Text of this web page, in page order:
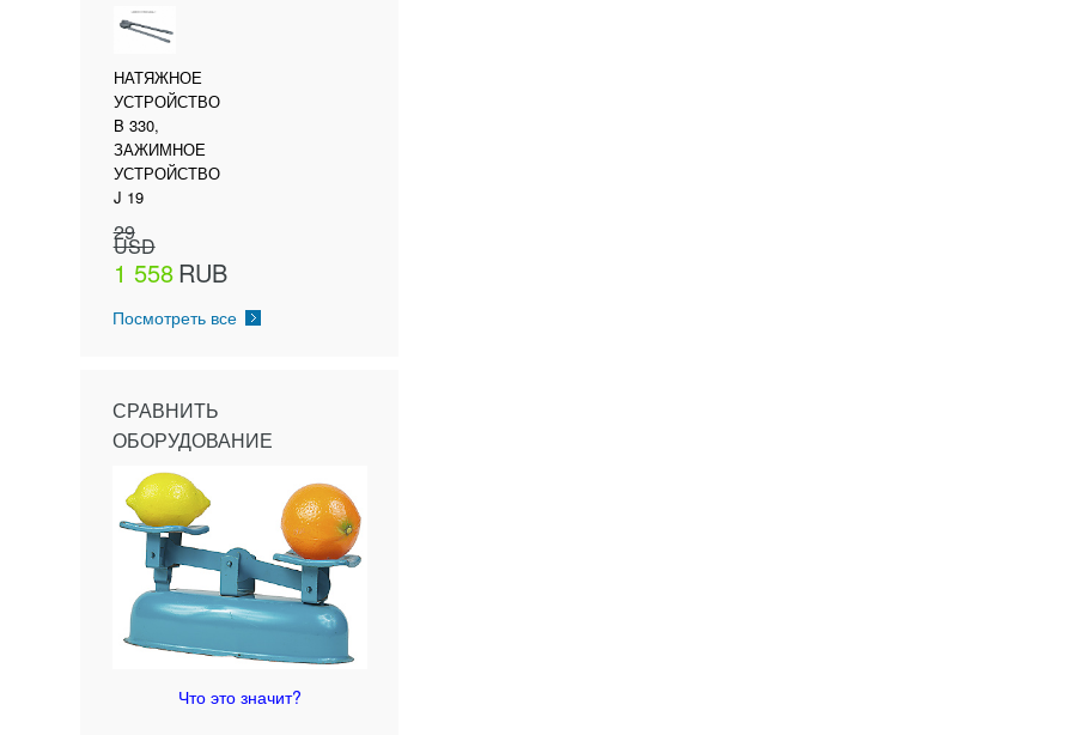
НАТЯЖНОЕ
УСТРОЙСТВО
B 330,
ЗАЖИМНОЕ
УСТРОЙСТВО
J 19
29
USD
1 558RUB
Посмотреть все
СРАВНИТЬ
ОБОРУДОВАНИЕ
Что это значит?